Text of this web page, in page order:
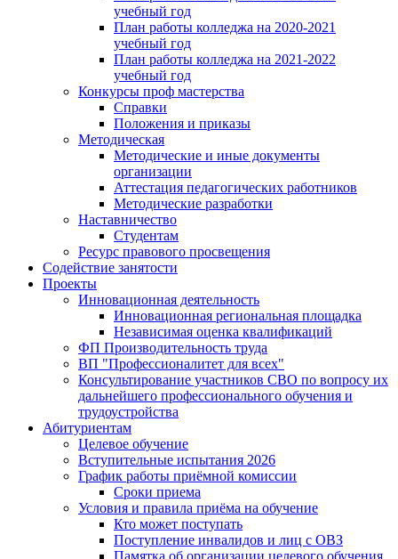
учебный год
План работы колледжа на 2020-2021
учебный год
План работы колледжа на 2021-2022
учебный год
Конкурсы проф мастерства
Справки
Положения и приказы
Методическая
Методические и иные документы
организации
Аттестация педагогических работников
Методические разработки
Наставничество
Студентам
Ресурс правового просвещения
Содействие занятости
Проекты
Инновационная деятельность
Инновационная региональная площадка
Независимая оценка квалификаций
ФП Производительность труда
ВП "Профессионалитет для всех"
Консультирование участников СВО по вопросу их
дальнейшего профессионального обучения и
трудоустройства
Абитуриентам
Целевое обучение
Вступительные испытания 2026
График работы приёмной комиссии
Сроки приема
Условия и правила приёма на обучение
Кто может поступать
Поступление инвалидов и лиц с ОВЗ
Памятка об организации целевого обучения